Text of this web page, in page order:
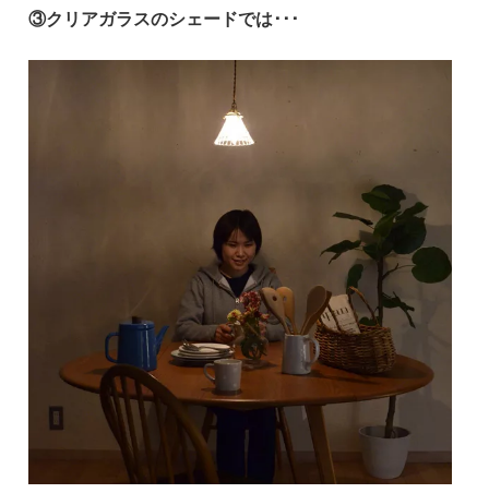
③クリアガラスのシェードでは･･･